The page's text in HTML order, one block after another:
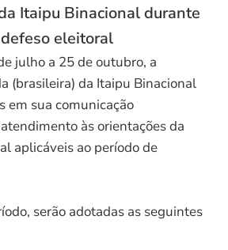
Itaipu Binacional durante
eleitoral
julho a 25 de outubro, a
(brasileira) da Itaipu Binacional
em sua comunicação
às orientações da
aplicáveis ao período de
serão adotadas as seguintes